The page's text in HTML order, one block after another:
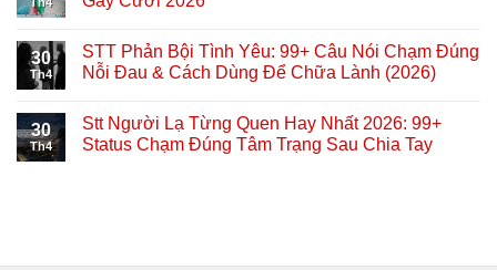
30
Th4
STT Phản Bội Tình Yêu: 99+ Câu Nói Chạm Đúng
Nỗi Đau & Cách Dùng Để Chữa Lành (2026)
30
Th4
Stt Người Lạ Từng Quen Hay Nhất 2026: 99+
Status Chạm Đúng Tâm Trạng Sau Chia Tay